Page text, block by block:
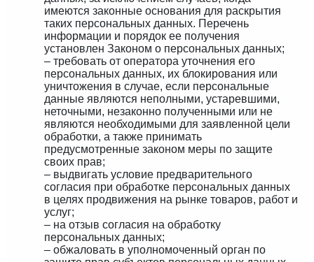
имеются законные основания для раскрытия
таких персональных данных. Перечень
информации и порядок ее получения
установлен Законом о персональных данных;
– требовать от оператора уточнения его
персональных данных, их блокирования или
уничтожения в случае, если персональные
данные являются неполными, устаревшими,
неточными, незаконно полученными или не
являются необходимыми для заявленной цели
обработки, а также принимать
предусмотренные законом меры по защите
своих прав;
– выдвигать условие предварительного
согласия при обработке персональных данных
в целях продвижения на рынке товаров, работ и
услуг;
– на отзыв согласия на обработку
персональных данных;
– обжаловать в уполномоченный орган по